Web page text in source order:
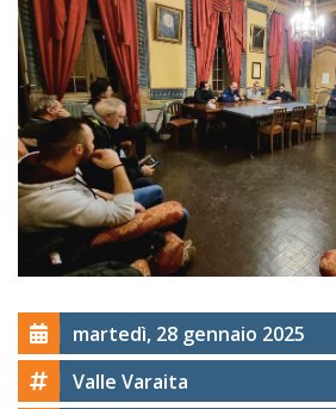
martedì, 28 gennaio 2025
Valle Varaita